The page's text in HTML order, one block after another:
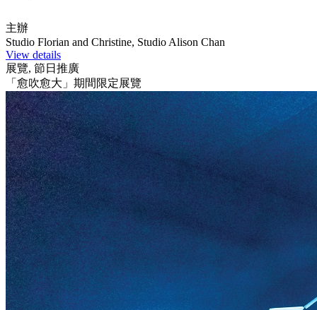
主辦
Studio Florian and Christine, Studio Alison Chan
View details
展覽, 節日推廣
「愈吹愈大」期間限定展覽